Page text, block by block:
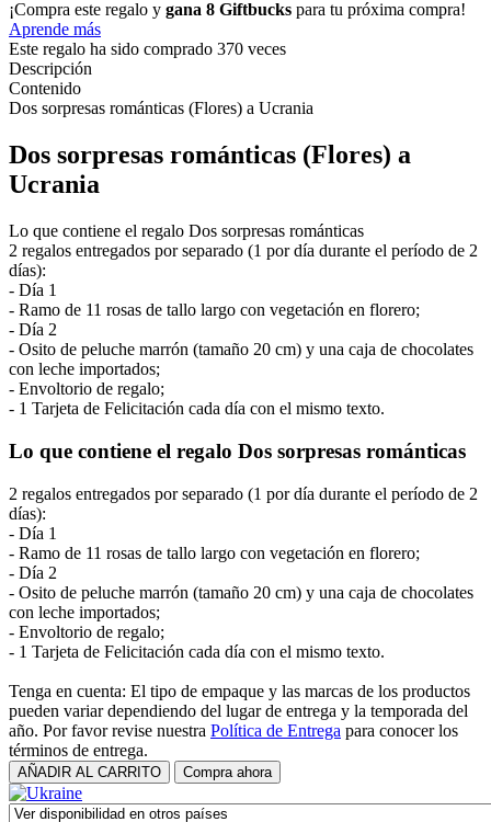
¡Compra este regalo y gana 8 Giftbucks para tu próxima compra!
Aprende más
Este regalo ha sido comprado 370 veces
Descripción
Contenido
Dos sorpresas románticas (Flores) a Ucrania
Dos sorpresas románticas (Flores) a
Ucrania
Lo que contiene el regalo Dos sorpresas románticas
2 regalos entregados por separado (1 por día durante el período de 2
días):
- Día 1
- Ramo de 11 rosas de tallo largo con vegetación en florero;
- Día 2
- Osito de peluche marrón (tamaño 20 cm) y una caja de chocolates
con leche importados;
- Envoltorio de regalo;
- 1 Tarjeta de Felicitación cada día con el mismo texto.
Lo que contiene el regalo Dos sorpresas románticas
2 regalos entregados por separado (1 por día durante el período de 2
días):
- Día 1
- Ramo de 11 rosas de tallo largo con vegetación en florero;
- Día 2
- Osito de peluche marrón (tamaño 20 cm) y una caja de chocolates
con leche importados;
- Envoltorio de regalo;
- 1 Tarjeta de Felicitación cada día con el mismo texto.
Tenga en cuenta: El tipo de empaque y las marcas de los productos
pueden variar dependiendo del lugar de entrega y la temporada del
año. Por favor revise nuestra Política de Entrega para conocer los
términos de entrega.